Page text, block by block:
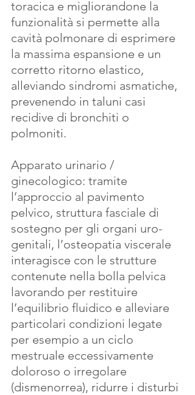
toracica e migliorandone la
funzionalità si permette alla
cavità polmonare di esprimere
la massima espansione e un
corretto ritorno elastico,
alleviando sindromi asmatiche,
prevenendo in taluni casi
recidive di bronchiti o
polmoniti.
Apparato urinario /
ginecologico: tramite
l’approccio al pavimento
pelvico, struttura fasciale di
sostegno per gli organi uro-
genitali, l’osteopatia viscerale
interagisce con le strutture
contenute nella bolla pelvica
lavorando per restituire
l’equilibrio fluidico e alleviare
particolari condizioni legate
per esempio a un ciclo
mestruale eccessivamente
doloroso o irregolare
(dismenorrea), ridurre i disturbi